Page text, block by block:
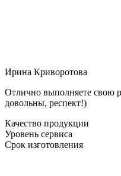
Ирина Криворотова
Отлично выполняете свою
довольны, респект!)
Качество продукции
Уровень сервиса
Срок изготовления